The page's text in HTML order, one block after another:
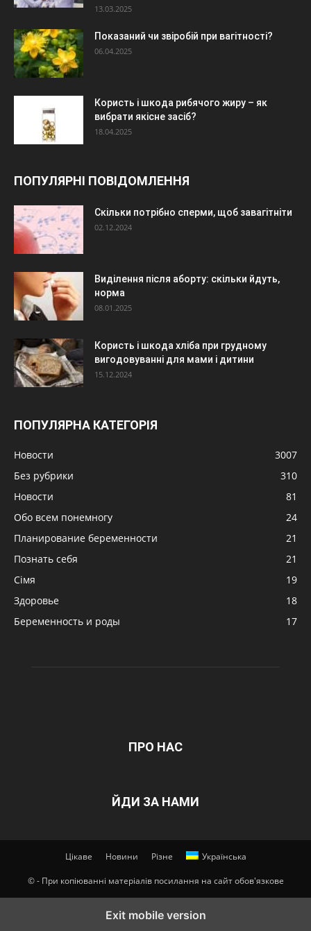
13.03.2025
Показаний чи звіробій при вагітності?
06.04.2025
Користь і шкода рибячого жиру – як
вибрати якісне засіб?
18.04.2025
ПОПУЛЯРНІ ПОВІДОМЛЕННЯ
Скільки потрібно сперми, щоб завагітніти
02.12.2024
Виділення після аборту: скільки йдуть,
норма
08.01.2025
Користь і шкода хліба при грудному
вигодовуванні для мами і дитини
15.12.2024
ПОПУЛЯРНА КАТЕГОРІЯ
Новости
3007
Без рубрики
310
Новости
81
Обо всем понемногу
24
Планирование беременности
21
Познать себя
21
Сімя
19
Здоровье
18
Беременность и роды
17
ПРО НАС
ЙДИ ЗА НАМИ
Цікаве Новини Різне Українська
© - При копіюванні матеріалів посилання на сайт обов'язкове
Exit mobile version